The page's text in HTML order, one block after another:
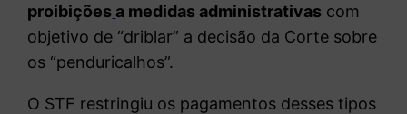
proibições a medidas administrativas com
objetivo de “driblar” a decisão da Corte sobre
os “penduricalhos”.
O STF restringiu os pagamentos desses tipos